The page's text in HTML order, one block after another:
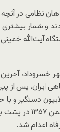
نظامی در
و شمار بیشتری
آیت‌الله
خسروداد، آخرین
ایران، پس از
دستگیر و
خلخالی در ۲۶ بهمن
رفاه اعدام شد.